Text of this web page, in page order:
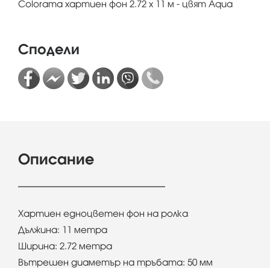
Colorama хартиен фон 2.72 x 11 м - цвят Aqua
Сподели
Описание
Хартиен едноцветен фон на ролка
Дължина: 11 метра
Ширина: 2.72 метра
Вътрешен диаметър на тръбата: 50 мм